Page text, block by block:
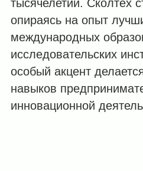
тысячелетии. Сколтех
опираясь на опыт
международных
исследовательских
особый акцент
навыков
инновационной